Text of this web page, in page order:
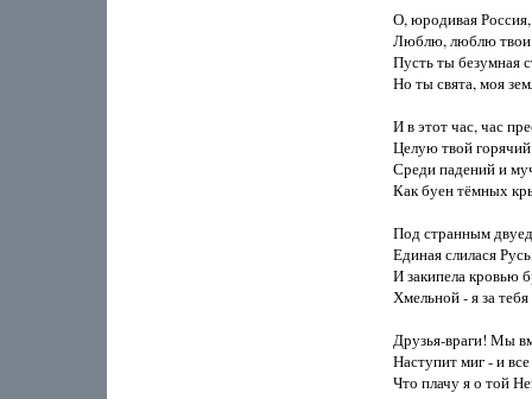
О, юродивая Россия,
Люблю, люблю твои
Пусть ты безумная
Но ты свята, моя
И в этот час, час
Целую твой
Среди падений и
Как буен тёмных
Под странным
Единая слилася
И закипела кровью
Хмельной - я за
Друзья-враги! Мы
Наступит миг - и
Что плачу я о той